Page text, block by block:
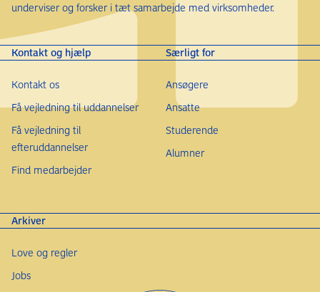
underviser og forsker i tæt samarbejde med virksomheder.
Kontakt og hjælp
Kontakt os
Få vejledning til uddannelser
Få vejledning til
efteruddannelser
Find medarbejder
Særligt for
Ansøgere
Ansatte
Studerende
Alumner
Arkiver
Love og regler
Jobs